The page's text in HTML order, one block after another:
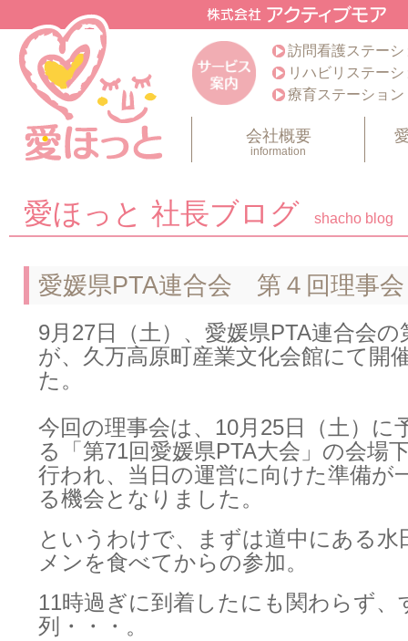
訪問看護ステー
リハビリステー
療育ステーション
会社概要
information
愛ほっと 社長ブログ shacho blog
愛媛県PTA連合会 第４回理事会
9月27日（土）、愛媛県PTA連合会の
が、久万高原町産業文化会館にて開
た。
今回の理事会は、10月25日（土）に
る「第71回愛媛県PTA大会」の会場
行われ、当日の運営に向けた準備が
る機会となりました。
というわけで、まずは道中にある水
メンを食べてからの参加。
11時過ぎに到着したにも関わらず、
列・・・。